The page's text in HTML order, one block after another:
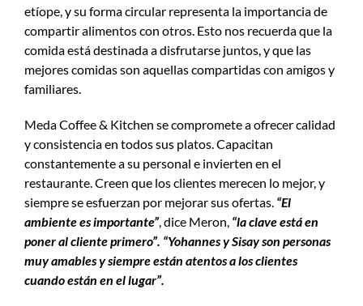
etíope, y su forma circular representa la importancia de
compartir alimentos con otros. Esto nos recuerda que la
comida está destinada a disfrutarse juntos, y que las
mejores comidas son aquellas compartidas con amigos y
familiares.
Meda Coffee & Kitchen se compromete a ofrecer calidad
y consistencia en todos sus platos. Capacitan
constantemente a su personal e invierten en el
restaurante. Creen que los clientes merecen lo mejor, y
siempre se esfuerzan por mejorar sus ofertas. “El
ambiente es importante”, dice Meron, “la clave está en
poner al cliente primero”. “Yohannes y Sisay son personas
muy amables y siempre están atentos a los clientes
cuando están en el lugar”.